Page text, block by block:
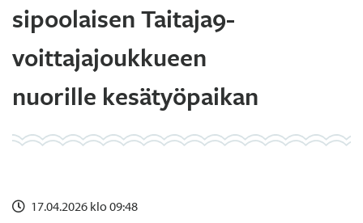
sipoolaisen Taitaja9-
voittajajoukkueen
nuorille kesätyöpaikan
17.04.2026 klo 09:48